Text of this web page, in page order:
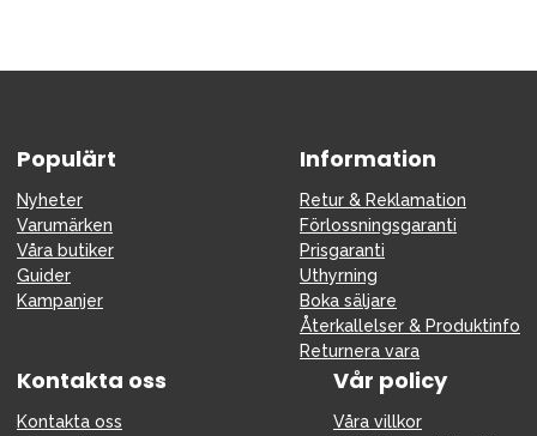
Populärt
Nyheter
Varumärken
Våra butiker
Guider
Kampanjer
Information
Retur & Reklamation
Förlossningsgaranti
Prisgaranti
Uthyrning
Boka säljare
Återkallelser & Produktinfo
Returnera vara
Kontakta oss
Kontakta oss
Vår policy
Våra villkor